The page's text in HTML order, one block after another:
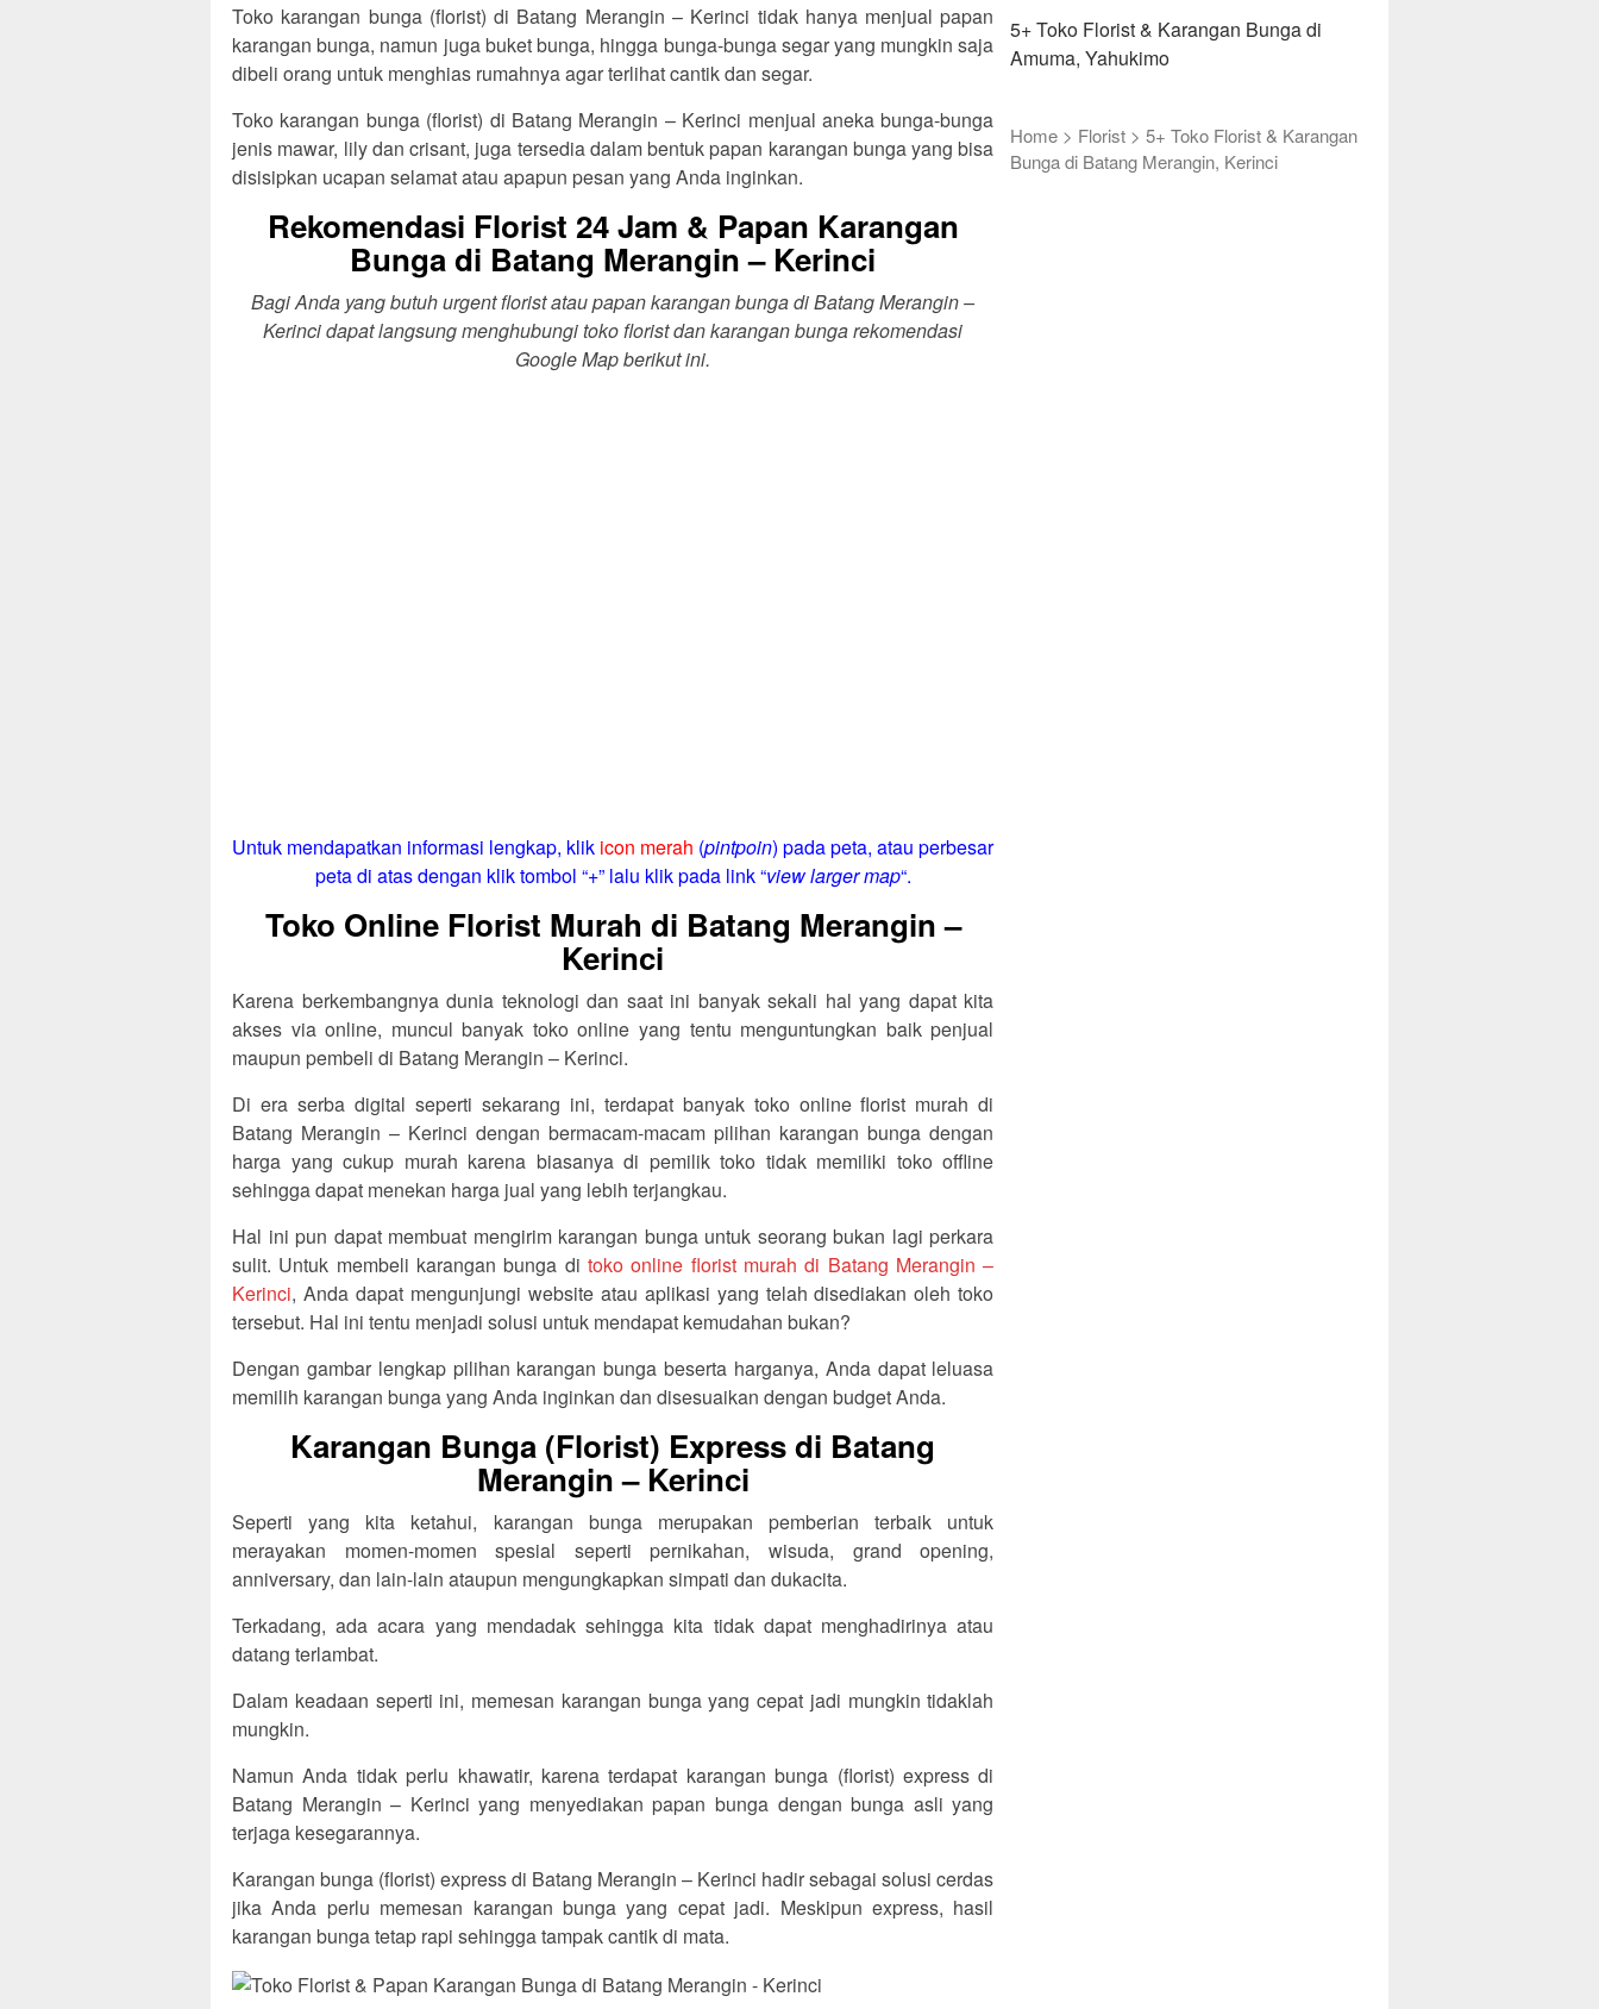
Toko karangan bunga (florist) di Batang Merangin – Kerinci tidak hanya menjual papan
karangan bunga, namun juga buket bunga, hingga bunga-bunga segar yang mungkin saja
dibeli orang untuk menghias rumahnya agar terlihat cantik dan segar.
Toko karangan bunga (florist) di Batang Merangin – Kerinci menjual aneka bunga-bunga
jenis mawar, lily dan crisant, juga tersedia dalam bentuk papan karangan bunga yang bisa
disisipkan ucapan selamat atau apapun pesan yang Anda inginkan.
Rekomendasi Florist 24 Jam & Papan Karangan
Bunga di Batang Merangin – Kerinci
Bagi Anda yang butuh urgent florist atau papan karangan bunga di Batang Merangin –
Kerinci dapat langsung menghubungi toko florist dan karangan bunga rekomendasi
Google Map berikut ini.
Untuk mendapatkan informasi lengkap, klik icon merah (pintpoin) pada peta, atau perbesar
peta di atas dengan klik tombol “+” lalu klik pada link “view larger map“.
Toko Online Florist Murah di Batang Merangin –
Kerinci
Karena berkembangnya dunia teknologi dan saat ini banyak sekali hal yang dapat kita
akses via online, muncul banyak toko online yang tentu menguntungkan baik penjual
maupun pembeli di Batang Merangin – Kerinci.
Di era serba digital seperti sekarang ini, terdapat banyak toko online florist murah di
Batang Merangin – Kerinci dengan bermacam-macam pilihan karangan bunga dengan
harga yang cukup murah karena biasanya di pemilik toko tidak memiliki toko offline
sehingga dapat menekan harga jual yang lebih terjangkau.
Hal ini pun dapat membuat mengirim karangan bunga untuk seorang bukan lagi perkara
sulit. Untuk membeli karangan bunga ditoko online florist murah di Batang Merangin –
Kerinci, Anda dapat mengunjungi website atau aplikasi yang telah disediakan oleh toko
tersebut. Hal ini tentu menjadi solusi untuk mendapat kemudahan bukan?
Dengan gambar lengkap pilihan karangan bunga beserta harganya, Anda dapat leluasa
memilih karangan bunga yang Anda inginkan dan disesuaikan dengan budget Anda.
Karangan Bunga (Florist) Express di Batang
Merangin – Kerinci
Seperti yang kita ketahui, karangan bunga merupakan pemberian terbaik untuk
merayakan momen-momen spesial seperti pernikahan, wisuda, grand opening,
anniversary, dan lain-lain ataupun mengungkapkan simpati dan dukacita.
Terkadang, ada acara yang mendadak sehingga kita tidak dapat menghadirinya atau
datang terlambat.
Dalam keadaan seperti ini, memesan karangan bunga yang cepat jadi mungkin tidaklah
mungkin.
Namun Anda tidak perlu khawatir, karena terdapat karangan bunga (florist) express di
Batang Merangin – Kerinci yang menyediakan papan bunga dengan bunga asli yang
terjaga kesegarannya.
Karangan bunga (florist) express di Batang Merangin – Kerinci hadir sebagai solusi cerdas
jika Anda perlu memesan karangan bunga yang cepat jadi. Meskipun express, hasil
karangan bunga tetap rapi sehingga tampak cantik di mata.
5+ Toko Florist & Karangan Bunga di
Amuma, Yahukimo
Home > Florist >5+ Toko Florist & Karangan
Bunga di Batang Merangin, Kerinci